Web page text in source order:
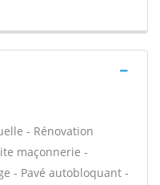
- Rénovation
maçonnerie -
- Pavé autobloquant -